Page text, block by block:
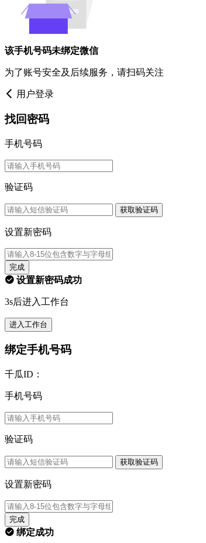
该手机号码未绑定微信
为了账号安全及后续服务，请扫码关注
用户登录
找回密码
手机号码
验证码
获取验证码
设置新密码
完成
设置新密码成功
3s后进入工作台
进入工作台
绑定手机号码
千瓜ID：
手机号码
验证码
获取验证码
设置新密码
完成
绑定成功